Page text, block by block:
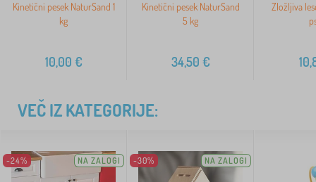
Kinetični pesek NaturSand 1
kg
10,00 €
Kinetični pesek NaturSand
5 kg
34,50 €
Zložljiva
VEČ IZ KATEGORIJE:
-24% NA ZALOGI -30% NA ZALOGI